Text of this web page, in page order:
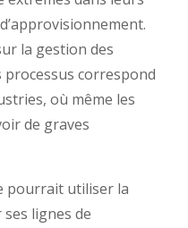
la gestion des
processus correspond
où même les
de graves
pourrait utiliser la
lignes de